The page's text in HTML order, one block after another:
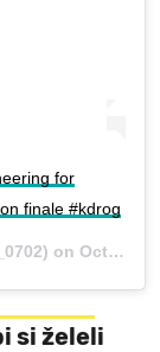
for
finale #kdrog
on Oct 14, 2018 at 1:25pm PDT
si želeli